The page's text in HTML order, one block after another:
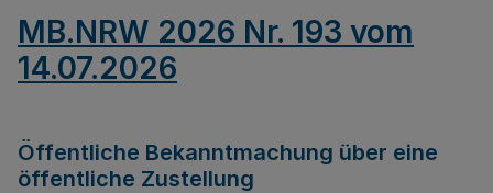
MB.NRW 2026 Nr. 193 vom
14.07.2026
Öffentliche Bekanntmachung über eine
öffentliche Zustellung